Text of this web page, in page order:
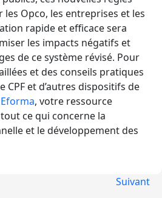
Opco, les entreprises et les
rapide et efficace sera
les impacts négatifs et
de ce système révisé. Pour
et des conseils pratiques
CPF et d’autres dispositifs de
Eforma, votre ressource
ce qui concerne la
et le développement des
Suivant